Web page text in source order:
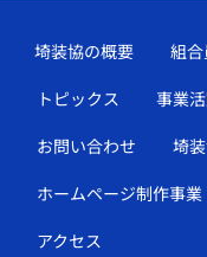
埼装協の概要 組
トピックス
事業
お問い合わせ
埼
ホームページ制作事業
アクセス